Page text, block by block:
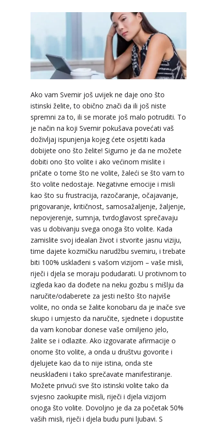
Ako vam Svemir još uvijek ne daje ono što
istinski želite, to obično znači da ili još niste
spremni za to, ili se morate još malo potruditi. To
je način na koji Svemir pokušava povećati vaš
doživljaj ispunjenja kojeg ćete osjetiti kada
dobijete ono što želite! Sigurno je da ne možete
dobiti ono što volite i ako većinom mislite i
pričate o tome što ne volite, žaleći se što vam to
što volite nedostaje. Negativne emocije i misli
kao što su frustracija, razočaranje, očajavanje,
prigovaranje, kritičnost, samosažaljenje, žaljenje,
nepovjerenje, sumnja, tvrdoglavost sprečavaju
vas u dobivanju svega onoga što volite. Kada
zamislite svoj idealan život i stvorite jasnu viziju,
time dajete kozmičku narudžbu svemiru, i trebate
biti 100% usklađeni s vašom vizijom – vaše misli,
riječi i djela se moraju podudarati. U protivnom to
izgleda kao da dođete na neku gozbu s mišlju da
naručite/odaberete za jesti nešto što najviše
volite, no onda se žalite konobaru da je inače sve
skupo i umjesto da naručite, sjednete i dopustite
da vam konobar donese vaše omiljeno jelo,
žalite se i odlazite. Ako izgovarate afirmacije o
onome što volite, a onda u društvu govorite i
djelujete kao da to nije istina, onda ste
neusklađeni i tako sprečavate manifestiranje.
Možete privući sve što istinski volite tako da
svjesno zaokupite misli, riječi i djela vizijom
onoga što volite. Dovoljno je da za početak 50%
vaših misli, riječi i djela budu puni ljubavi. S
ŽANA/ Kod 135
Tarot savjetnik je zauzet
TEHNIKE: tarot, astrologija, rune
Broj tel: 064/600-600
tel:0,93€ - mob:1,12€ min
HELENA/ Kod 333
Tarot savjetnik je slobodan
TEHNIKE:tarot, meditacija, slanje pozitivne
energije, poruke anđela, priča o vašim brojevima
Broj tel: 064/600-600
tel:0,93€ - mob:1,12€ min